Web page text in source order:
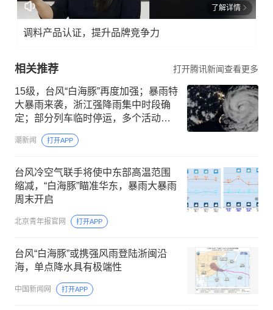
了解详情
调料产品认证，提升品牌竞争力
相关推荐 打开腾讯新闻查看更多
15级，台风“白海豚”再度加强；暴雨特
大暴雨来袭，浙江强降雨集中时段确
定；部分列车临时停运，多个活动延
潮新闻 打开APP
台风冷空气联手将使中东部高温范围
缩减，“白海豚”瞄准华东，暴雨大暴雨
周末开启
北京青年报官网 打开APP
台风“白海豚”或携强风雨登陆浙闽沿
海，单点降水具有极端性
中国新闻网 打开APP